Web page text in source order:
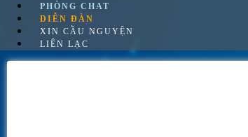
PHÒNG CHAT
DIỄN ĐÀN
XIN CẦU NGUYỆN
LIÊN LẠC